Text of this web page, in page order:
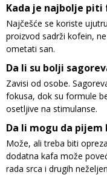
Kada je najbolje
Najčešće se koriste
proizvod sadrži kofein,
ometati san.
Da li su bolji
Zavisi od osobe.
fokusa, dok su formule
osetljive na stimulanse.
Da li mogu da
Može, ali treba biti
dodatna kafa može
rada srca i drugih